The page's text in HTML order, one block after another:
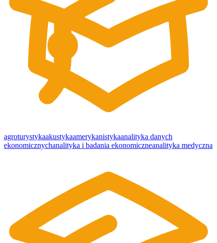
agroturystykaakustykaamerykanistykaanalityka danych
ekonomicznychanalityka i badania ekonomiczneanalityka medyczna